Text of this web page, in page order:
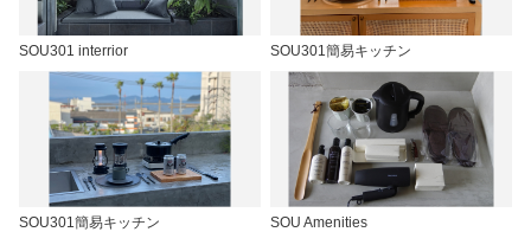
SOU301 interrior SOU301簡易キッチン
SOU301簡易キッチン SOU Amenities